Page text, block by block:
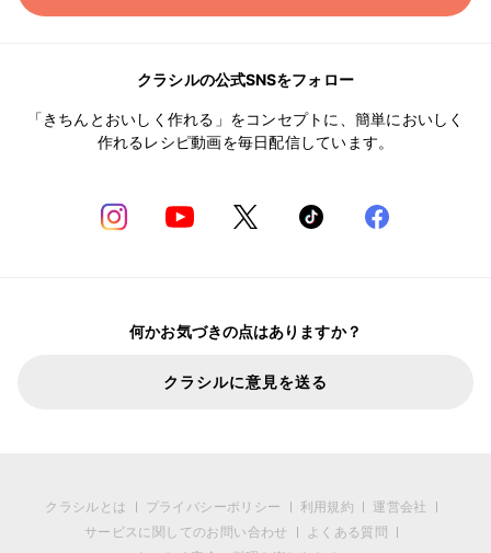
クラシルの公式SNSをフォロー
「きちんとおいしく作れる」をコンセプトに、簡単においしく
作れるレシピ動画を毎日配信しています。
何かお気づきの点はありますか？
クラシルに意見を送る
クラシルとは プライバシーポリシー 利用規約
運営会社
サービスに関してのお問い合わせ
よくある質問